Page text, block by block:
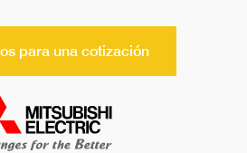
para una cotización